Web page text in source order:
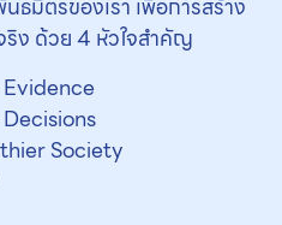
ธมิตรของเรา เพื่อการสร้าง
ริง ด้วย 4 หัวใจสำคัญ
Society